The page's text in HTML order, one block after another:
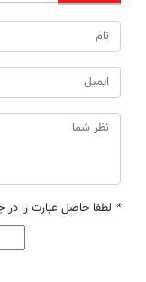
* لطفا حاصل عبارت را در